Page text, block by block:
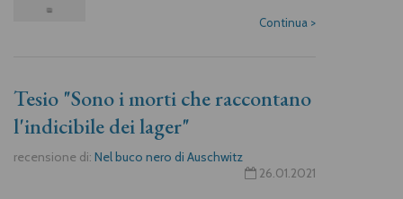
Continua >
Tesio "Sono i morti che raccontano
l'indicibile dei lager"
recensione di: Nel buco nero di Auschwitz
26.01.2021